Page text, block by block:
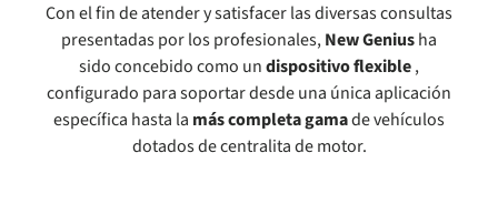
Con el fin de atender y satisfacer las diversas consultas
presentadas por los profesionales,New Geniusha
sido concebido como undispositivo flexible,
configurado para soportar desde una única aplicación
específica hasta la más completa gamade vehículos
dotados de centralita de motor.